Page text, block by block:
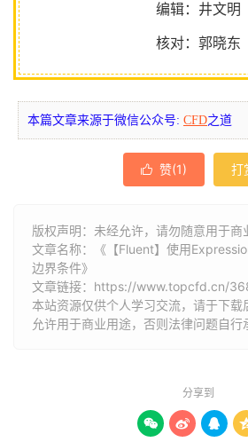
编辑：井文明
核对：郭晓东
本篇文章来源于微信公众号: CFD之道
 赞(1) 打
版权声明：未经允许，请勿随意用于商
文章名称：《【Fluent】使用
边界条件》
文章链接： https://www.topcfd.cn/
本站资源仅供个人学习交流，请于下
允许用于商业用途，否则法律问题自行
分享到
  